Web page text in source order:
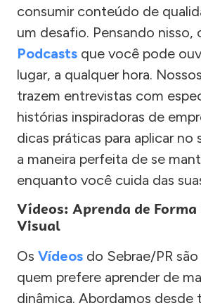
consumir conteúdo de
um desafio. Pensando nisso,
Podcasts que você pode
lugar, a qualquer hora.
trazem entrevistas com
histórias inspiradoras de
dicas práticas para aplicar no
a maneira perfeita de se
enquanto você cuida das
Vídeos: Aprenda de Forma
Visual
Os Vídeos do Sebrae/PR
quem prefere aprender de
dinâmica. Abordamos desde